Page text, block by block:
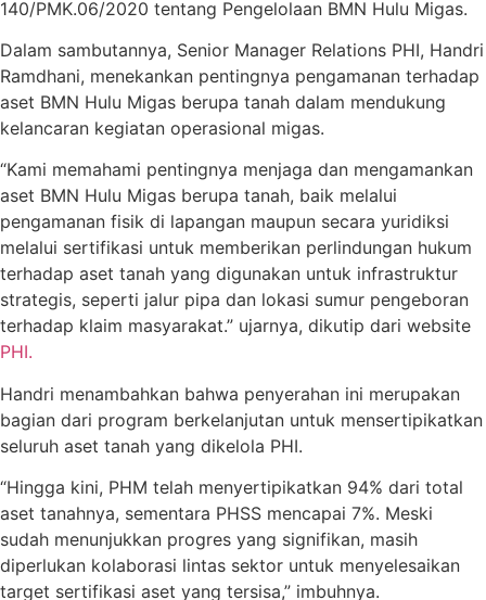
140/PMK.06/2020 tentang Pengelolaan BMN Hulu Migas.
Dalam sambutannya, Senior Manager Relations PHI, Handri
Ramdhani, menekankan pentingnya pengamanan terhadap
aset BMN Hulu Migas berupa tanah dalam mendukung
kelancaran kegiatan operasional migas.
“Kami memahami pentingnya menjaga dan mengamankan
aset BMN Hulu Migas berupa tanah, baik melalui
pengamanan fisik di lapangan maupun secara yuridiksi
melalui sertifikasi untuk memberikan perlindungan hukum
terhadap aset tanah yang digunakan untuk infrastruktur
strategis, seperti jalur pipa dan lokasi sumur pengeboran
terhadap klaim masyarakat.” ujarnya, dikutip dari website
PHI.
Handri menambahkan bahwa penyerahan ini merupakan
bagian dari program berkelanjutan untuk mensertipikatkan
seluruh aset tanah yang dikelola PHI.
“Hingga kini, PHM telah menyertipikatkan 94% dari total
aset tanahnya, sementara PHSS mencapai 7%. Meski
sudah menunjukkan progres yang signifikan, masih
diperlukan kolaborasi lintas sektor untuk menyelesaikan
target sertifikasi aset yang tersisa,” imbuhnya.